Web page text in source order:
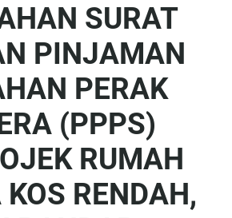
SURAT
PINJAMAN
PERAK
(PPPS)
RUMAH
RENDAH,